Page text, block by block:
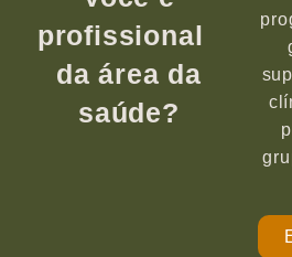
profissional
da área da
saúde?